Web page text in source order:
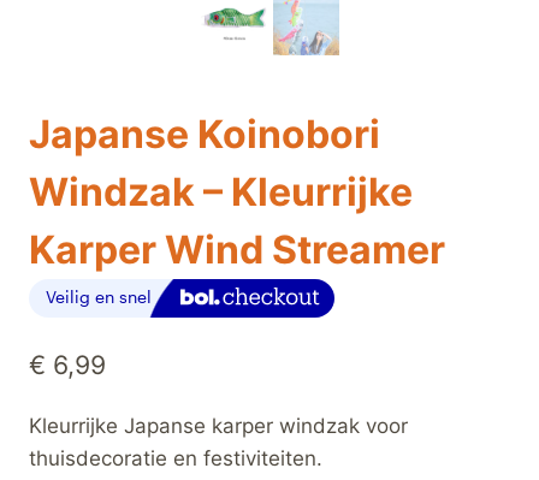
Japanse Koinobori
Windzak – Kleurrijke
Karper Wind Streamer
€ 6,99
Kleurrijke Japanse karper windzak voor
thuisdecoratie en festiviteiten.